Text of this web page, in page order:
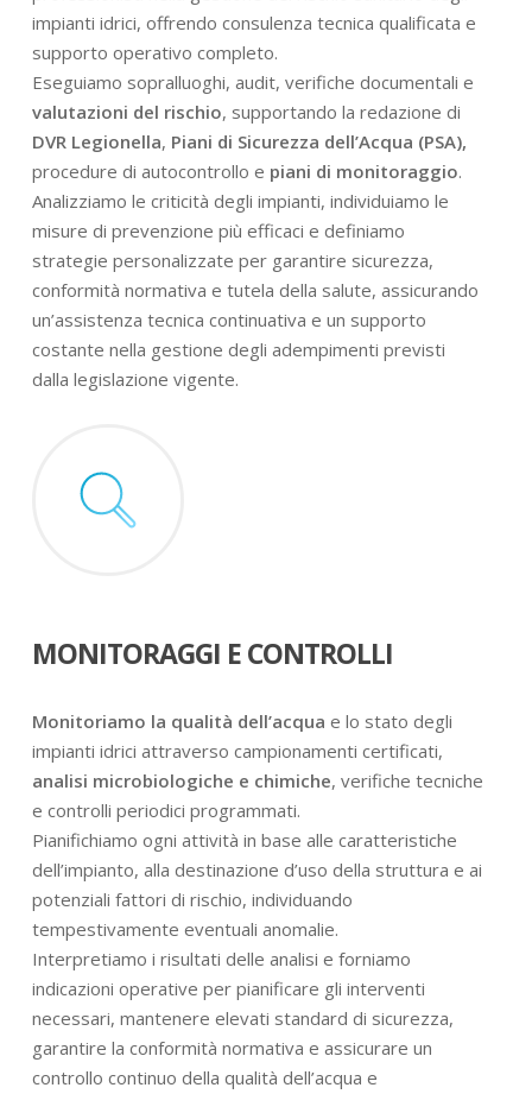
impianti idrici, offrendo consulenza tecnica qualificata e
supporto operativo completo.
Eseguiamo sopralluoghi, audit, verifiche documentali e
valutazioni del rischio, supportando la redazione di
DVR Legionella, Piani di Sicurezza dell’Acqua (PSA),
procedure di autocontrollo e piani di monitoraggio.
Analizziamo le criticità degli impianti, individuiamo le
misure di prevenzione più efficaci e definiamo
strategie personalizzate per garantire sicurezza,
conformità normativa e tutela della salute, assicurando
un’assistenza tecnica continuativa e un supporto
costante nella gestione degli adempimenti previsti
dalla legislazione vigente.
MONITORAGGI E CONTROLLI
Monitoriamo la qualità dell’acqua e lo stato degli
impianti idrici attraverso campionamenti certificati,
analisi microbiologiche e chimiche, verifiche tecniche
e controlli periodici programmati.
Pianifichiamo ogni attività in base alle caratteristiche
dell’impianto, alla destinazione d’uso della struttura e ai
potenziali fattori di rischio, individuando
tempestivamente eventuali anomalie.
Interpretiamo i risultati delle analisi e forniamo
indicazioni operative per pianificare gli interventi
necessari, mantenere elevati standard di sicurezza,
garantire la conformità normativa e assicurare un
controllo continuo della qualità dell’acqua e